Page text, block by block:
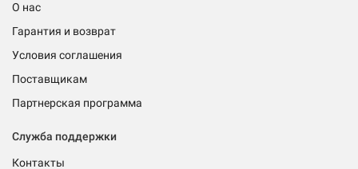
О нас
Гарантия и возврат
Условия соглашения
Поставщикам
Партнерская программа
Служба поддержки
Контакты